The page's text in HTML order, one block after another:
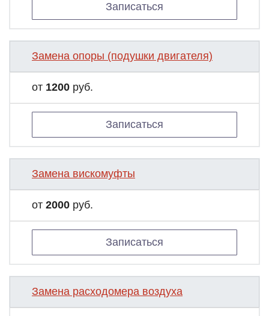
Записаться
Замена опоры (подушки двигателя)
от 1200 руб.
Записаться
Замена вискомуфты
от 2000 руб.
Записаться
Замена расходомера воздуха